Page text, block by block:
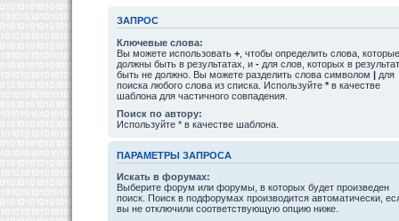
ЗАПРОС
Ключевые слова:
Вы можете использовать + , чтобы определить слова, которые
должны быть в результатах, и - для слов, которых в
быть не должно. Вы можете разделить слова символом | для
поиска любого слова из списка. Используйте * в качестве
шаблона для частичного совпадения.
Поиск по автору:
Используйте * в качестве шаблона.
ПАРАМЕТРЫ ЗАПРОСА
Искать в форумах:
Выберите форум или форумы, в которых будет произведен
поиск. Поиск в подфорумах производится автоматически,
вы не отключили соответствующую опцию ниже.